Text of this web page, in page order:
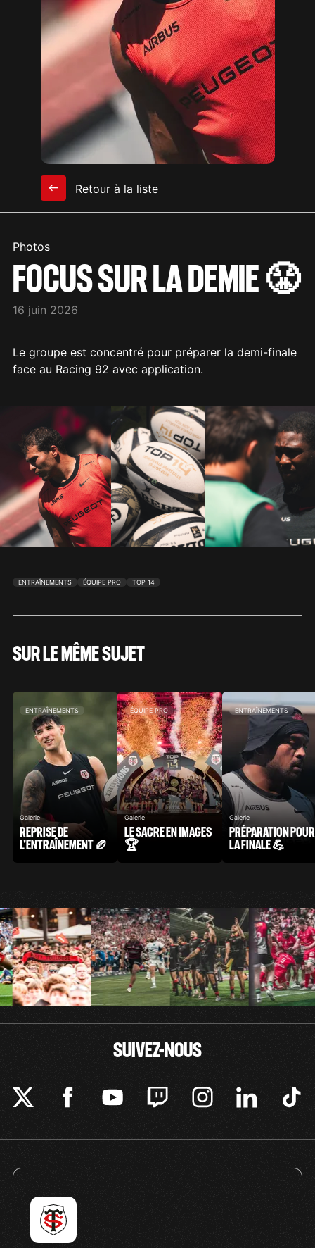
Retour à la liste
Photos
FOCUS SUR LA DEMIE 😤
16 juin 2026
Le groupe est concentré pour préparer la demi-finale
face au Racing 92 avec application.
ENTRAÎNEMENTS ÉQUIPE PRO TOP 14
SUR LE MÊME SUJET
ENTRAÎNEMENTS
Galerie
REPRISE DE
L'ENTRAÎNEMENT 🏉
ÉQUIPE PRO
Galerie
LE SACRE EN IMAGES
🏆
ENTRAÎNEMENTS
Galerie
PRÉPARATION POUR
LA FINALE 💪
SUIVEZ-NOUS